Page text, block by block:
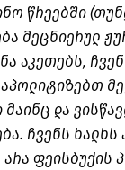
წრეებში
მეცნიერულ
აკეთებს,
და
ჩვენს ხალხს
ფეისბუქის